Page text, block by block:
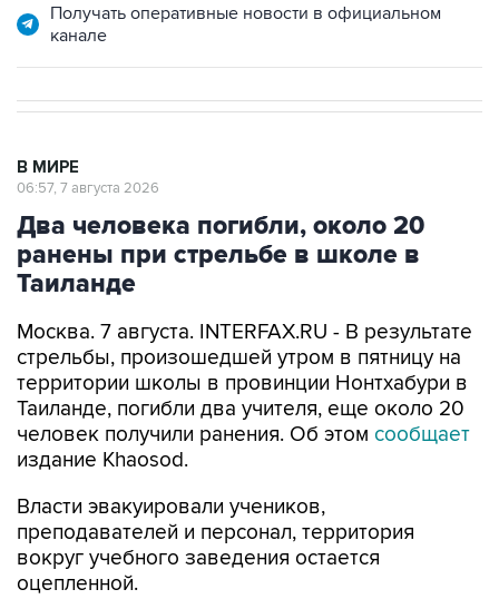
Получать оперативные новости в официальном
канале
В МИРЕ
06:57, 7 августа 2026
Два человека погибли, около 20
ранены при стрельбе в школе в
Таиланде
Москва. 7 августа. INTERFAX.RU - В результате
стрельбы, произошедшей утром в пятницу на
территории школы в провинции Нонтхабури в
Таиланде, погибли два учителя, еще около 20
человек получили ранения. Об этом сообщает
издание Khaosod.
Власти эвакуировали учеников,
преподавателей и персонал, территория
вокруг учебного заведения остается
оцепленной.